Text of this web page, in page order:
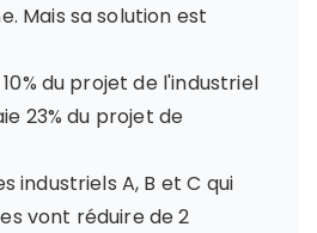
Mais sa solution est
du projet de l'industriel
23% du projet de
industriels A, B et C qui
vont réduire de 2